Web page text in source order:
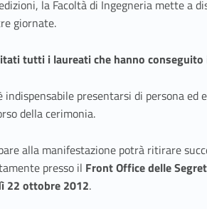
la Facoltà di Ingegneria mette a
giornate.
tutti i laureati che hanno
presentarsi di persona
della cerimonia.
alla manifestazione potrà ritirare
presso il Front Office delle
22 ottobre 2012.